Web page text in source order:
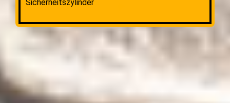
Sicherheitszylinder